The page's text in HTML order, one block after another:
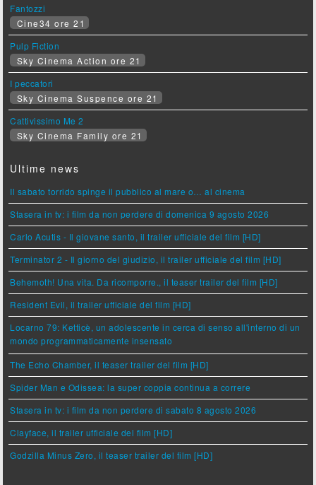
Fantozzi
Cine34 ore 21
Pulp Fiction
Sky Cinema Action ore 21
I peccatori
Sky Cinema Suspence ore 21
Cattivissimo Me 2
Sky Cinema Family ore 21
Ultime news
Il sabato torrido spinge il pubblico al mare o… al cinema
Stasera in tv: i film da non perdere di domenica 9 agosto 2026
Carlo Acutis - Il giovane santo, il trailer ufficiale del film [HD]
Terminator 2 - Il giorno del giudizio, il trailer ufficiale del film [HD]
Behemoth! Una vita. Da ricomporre., il teaser trailer del film [HD]
Resident Evil, il trailer ufficiale del film [HD]
Locarno 79: Ketticè, un adolescente in cerca di senso all'interno di un
mondo programmaticamente insensato
The Echo Chamber, il teaser trailer del film [HD]
Spider Man e Odissea: la super coppia continua a correre
Stasera in tv: i film da non perdere di sabato 8 agosto 2026
Clayface, il trailer ufficiale del film [HD]
Godzilla Minus Zero, il teaser trailer del film [HD]